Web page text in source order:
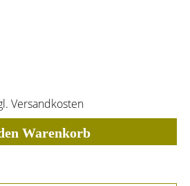
Versandkosten
Warenkorb